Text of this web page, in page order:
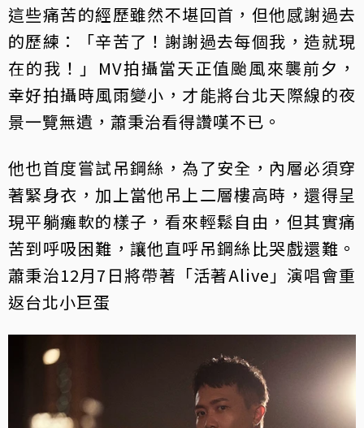
這些痛苦的經歷雖然不堪回首，但他感謝過去
的歷練：「辛苦了！謝謝過去每個我，造就現
在的我！」MV拍攝當天正值颱風來襲前夕，
幸好拍攝時風雨變小，才能將台北天際線的夜
景一覽無遺，蕭秉治看得讚嘆不已。
他也首度嘗試吊鋼絲，為了安全，內層必須穿
著緊身衣，加上當他吊上二層樓高時，還得呈
現平躺癱軟的樣子，看來輕鬆自由，但其實痛
苦到呼吸困難，讓他直呼吊鋼絲比哭戲還難。
蕭秉治12月7日將帶著「活著Alive」演唱會重
返台北小巨蛋